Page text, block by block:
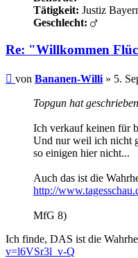
Tätigkeit: Justiz
Geschlecht:
Re: "Willkommen
Beitrag
von Bananen-Willi » 5.
Topgun hat
Ich verkauf keinen für
Und nur weil ich nicht
so einigen hier nicht...
Auch das ist die
http://
MfG 8)
Ich finde, DAS ist die
v=l6VSr3l_v-Q